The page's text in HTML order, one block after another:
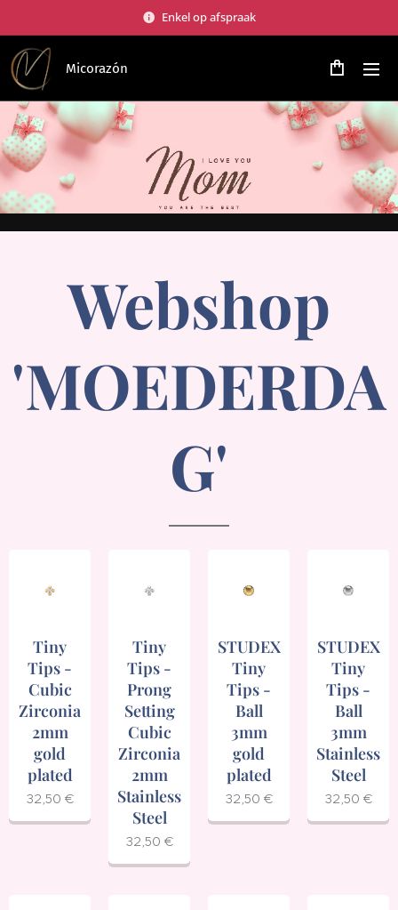
Enkel op afspraak
Micorazón
Webshop
'MOEDERDA
G'
Tiny
Tips -
Cubic
Zirconia
2mm
gold
plated
32,50 €
Tiny
Tips -
Prong
Setting
Cubic
Zirconia
2mm
Stainless
Steel
32,50 €
STUDEX
Tiny
Tips -
Ball
3mm
gold
plated
32,50 €
STUDEX
Tiny
Tips -
Ball
3mm
Stainless
Steel
32,50 €